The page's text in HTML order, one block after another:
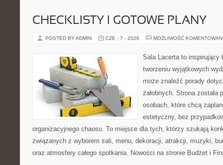
CHECKLISTY I GOTOWE PLANY
POSTED BY ADMIN CZE - 7 - 2026 MOŻLIWOŚĆ
Sala Lacerta to inspirujący
tworzeniu wyjątkowych
może znaleźć porady
żałobnych. Strona została
osobach, które chcą
estetyczny, bez
organizacyjnego chaosu. To miejsce dla tych, którzy szukają
związanych z wyborem sali, menu, dekoracji, atrakcji, muzyki,
oraz atmosfery całego spotkania. Nowości na stronie Budżet i